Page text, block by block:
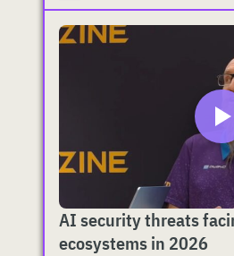
AI security threats
ecosystems in 2026